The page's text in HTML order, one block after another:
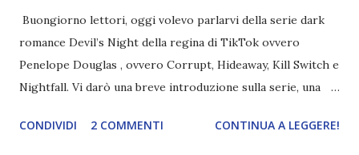
Buongiorno lettori, oggi volevo parlarvi della serie dark
romance Devil’s Night della regina di TikTok ovvero
Penelope Douglas , ovvero Corrupt, Hideaway, Kill Switch e
Nightfall. Vi darò una breve introduzione sulla serie, una
e anche un breve commento sui libri singoli. I libri sono in
CONDIVIDI 2 COMMENTI CONTINUA A LEGGERE!